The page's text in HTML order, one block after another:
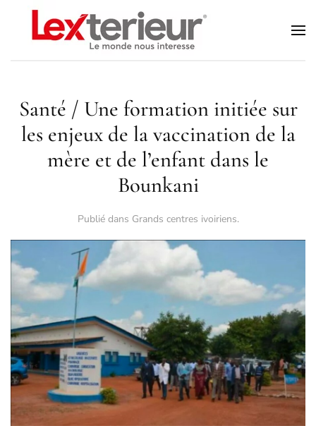
Accéder au contenu principal
Santé / Une formation initiée sur
les enjeux de la vaccination de la
mère et de l’enfant dans le
Bounkani
Publié dans Grands centres ivoiriens.